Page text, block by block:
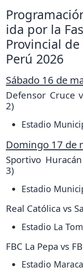
ida por la
Provincial
Perú 2026
Sábado 16 de
Defensor Cruce
2)
Estadio
Domingo 17 de
Sportivo
3)
Estadio
Real Católica vs
Estadio La
FBC La Pepa vs
Estadio